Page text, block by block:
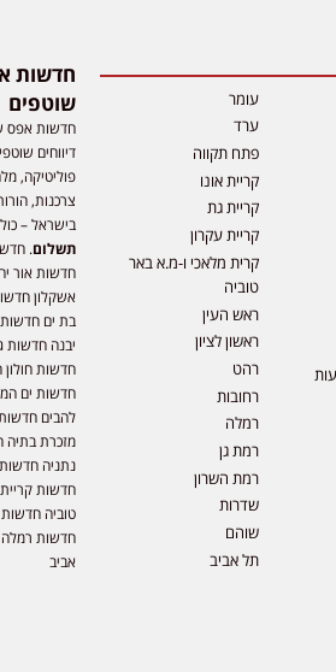
עומר
ערד
פתח תקווה
קריית אונו
קריית גת
קריית עקרון
קרית מלאכי ו-מ.א באר
טוביה
ראש העין
ראשון לציון
רהט
רחובות
רמלה
רמת גן
רמת השרון
שדרות
שוהם
תל אביב
שוטפים
חדשות אפס
דיווחים
פוליטיקה,
צרכנות,
בישראל –
תשלום.
חדשות אור
אשקלון
בת ים
יבנה חדשות
חדשות חולון
חדשות ים
להבים
מזכרת בתיה
נתניה
חדשות
טוביה
חדשות
אביב